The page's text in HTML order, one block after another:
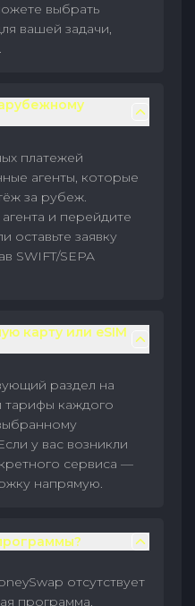
выбрать
вашей задачи,
платежей
агенты, которые
за рубеж.
и перейдите
оставьте заявку
SWIFT/SEPA
карту или eSIM
раздел на
тарифы каждого
у вас возникли
сервиса —
напрямую.
отсутствует
программа.